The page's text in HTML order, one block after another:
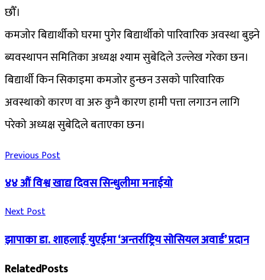
छौँ।
कमजोर बिद्यार्थीको घरमा पुगेर बिद्यार्थीको पारिवारिक अवस्था बुझ्ने
ब्यवस्थापन समितिका अध्यक्ष श्याम सुबेदिले उल्लेख गरेका छन।
बिद्यार्थी किन सिकाइमा कमजोर हुन्छन उसको पारिवारिक
अवस्थाको कारण वा अरु कुनै कारण हामी पत्ता लगाउन लागि
परेको अध्यक्ष सुबेदिले बताएका छन।
Previous Post
४४ औं विश्व खाद्य दिवस सिन्धुलीमा मनाईयो
Next Post
झापाका डा. शाहलाई युएईमा ‘अन्तर्राष्ट्रिय साेसियल अवार्ड’ प्रदान
RelatedPosts